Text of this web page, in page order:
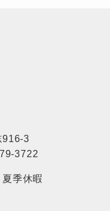
916-3
3722
季休暇